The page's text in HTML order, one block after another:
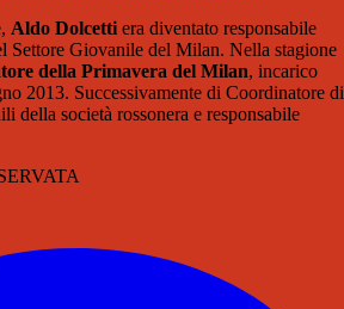
Aldo Dolcetti era diventato responsabile
Settore Giovanile del Milan. Nella stagione
della Primavera del Milan, incarico
2013. Successivamente di Coordinatore di
della società rossonera e responsabile